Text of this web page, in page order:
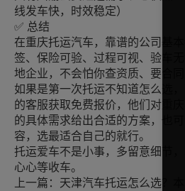
线发车快，时效稳定）
✅ 总结
在重庆托运汽车，靠谱的公司基
签、保险可验、过程可视、验车
地企业，不会怕你查资质、要合同
如果是第一次托运不知道怎么选
的客服获取免费报价，他们对重
的具体需求给出合适的方案，也
容，选最适合自己的就行。
托运爱车不是小事，多留意细节
心心等收车。
上一篇： 天津汽车托运怎么选？